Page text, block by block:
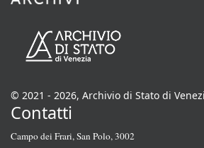
© 2021 - 2026, Archivio di Stato di
Contatti
Campo dei Frari, San Polo, 3002